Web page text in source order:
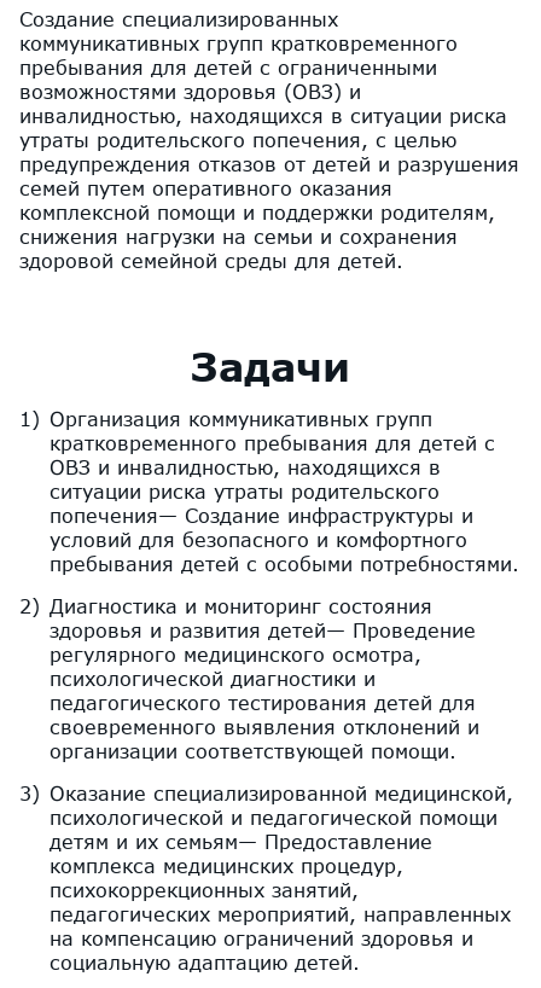
Создание специализированных
коммуникативных групп кратковременного
пребывания для детей с ограниченными
возможностями здоровья (ОВЗ) и
инвалидностью, находящихся в ситуации риска
утраты родительского попечения, с целью
предупреждения отказов от детей и разрушения
семей путем оперативного оказания
комплексной помощи и поддержки родителям,
снижения нагрузки на семьи и сохранения
здоровой семейной среды для детей.
Задачи
Организация коммуникативных групп
кратковременного пребывания для детей с
ОВЗ и инвалидностью, находящихся в
ситуации риска утраты родительского
попечения— Создание инфраструктуры и
условий для безопасного и комфортного
пребывания детей с особыми потребностями.
Диагностика и мониторинг состояния
здоровья и развития детей— Проведение
регулярного медицинского осмотра,
психологической диагностики и
педагогического тестирования детей для
своевременного выявления отклонений и
организации соответствующей помощи.
Оказание специализированной медицинской,
психологической и педагогической помощи
детям и их семьям— Предоставление
комплекса медицинских процедур,
психокоррекционных занятий,
педагогических мероприятий, направленных
на компенсацию ограничений здоровья и
социальную адаптацию детей.